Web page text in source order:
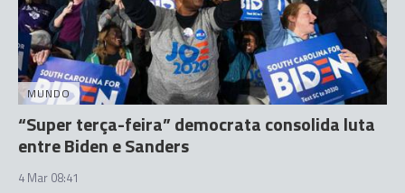
MUNDO
“Super terça-feira” democrata consolida luta
entre Biden e Sanders
4 Mar 08:41